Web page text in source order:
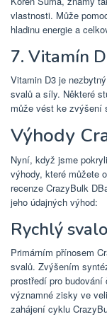
vlastnosti. Může
hladinu energie a
7. Vitamín
Vitamin D3 je
svalů a síly. Některé
může vést ke zvýšení
Výhody
Nyní, když jsme
výhody, které můžete
recenze CrazyBulk
jeho údajných výhod:
Rychlý
Primárním přínosem
svalů. Zvýšením
prostředí pro
významné zisky ve
zahájení cyklu